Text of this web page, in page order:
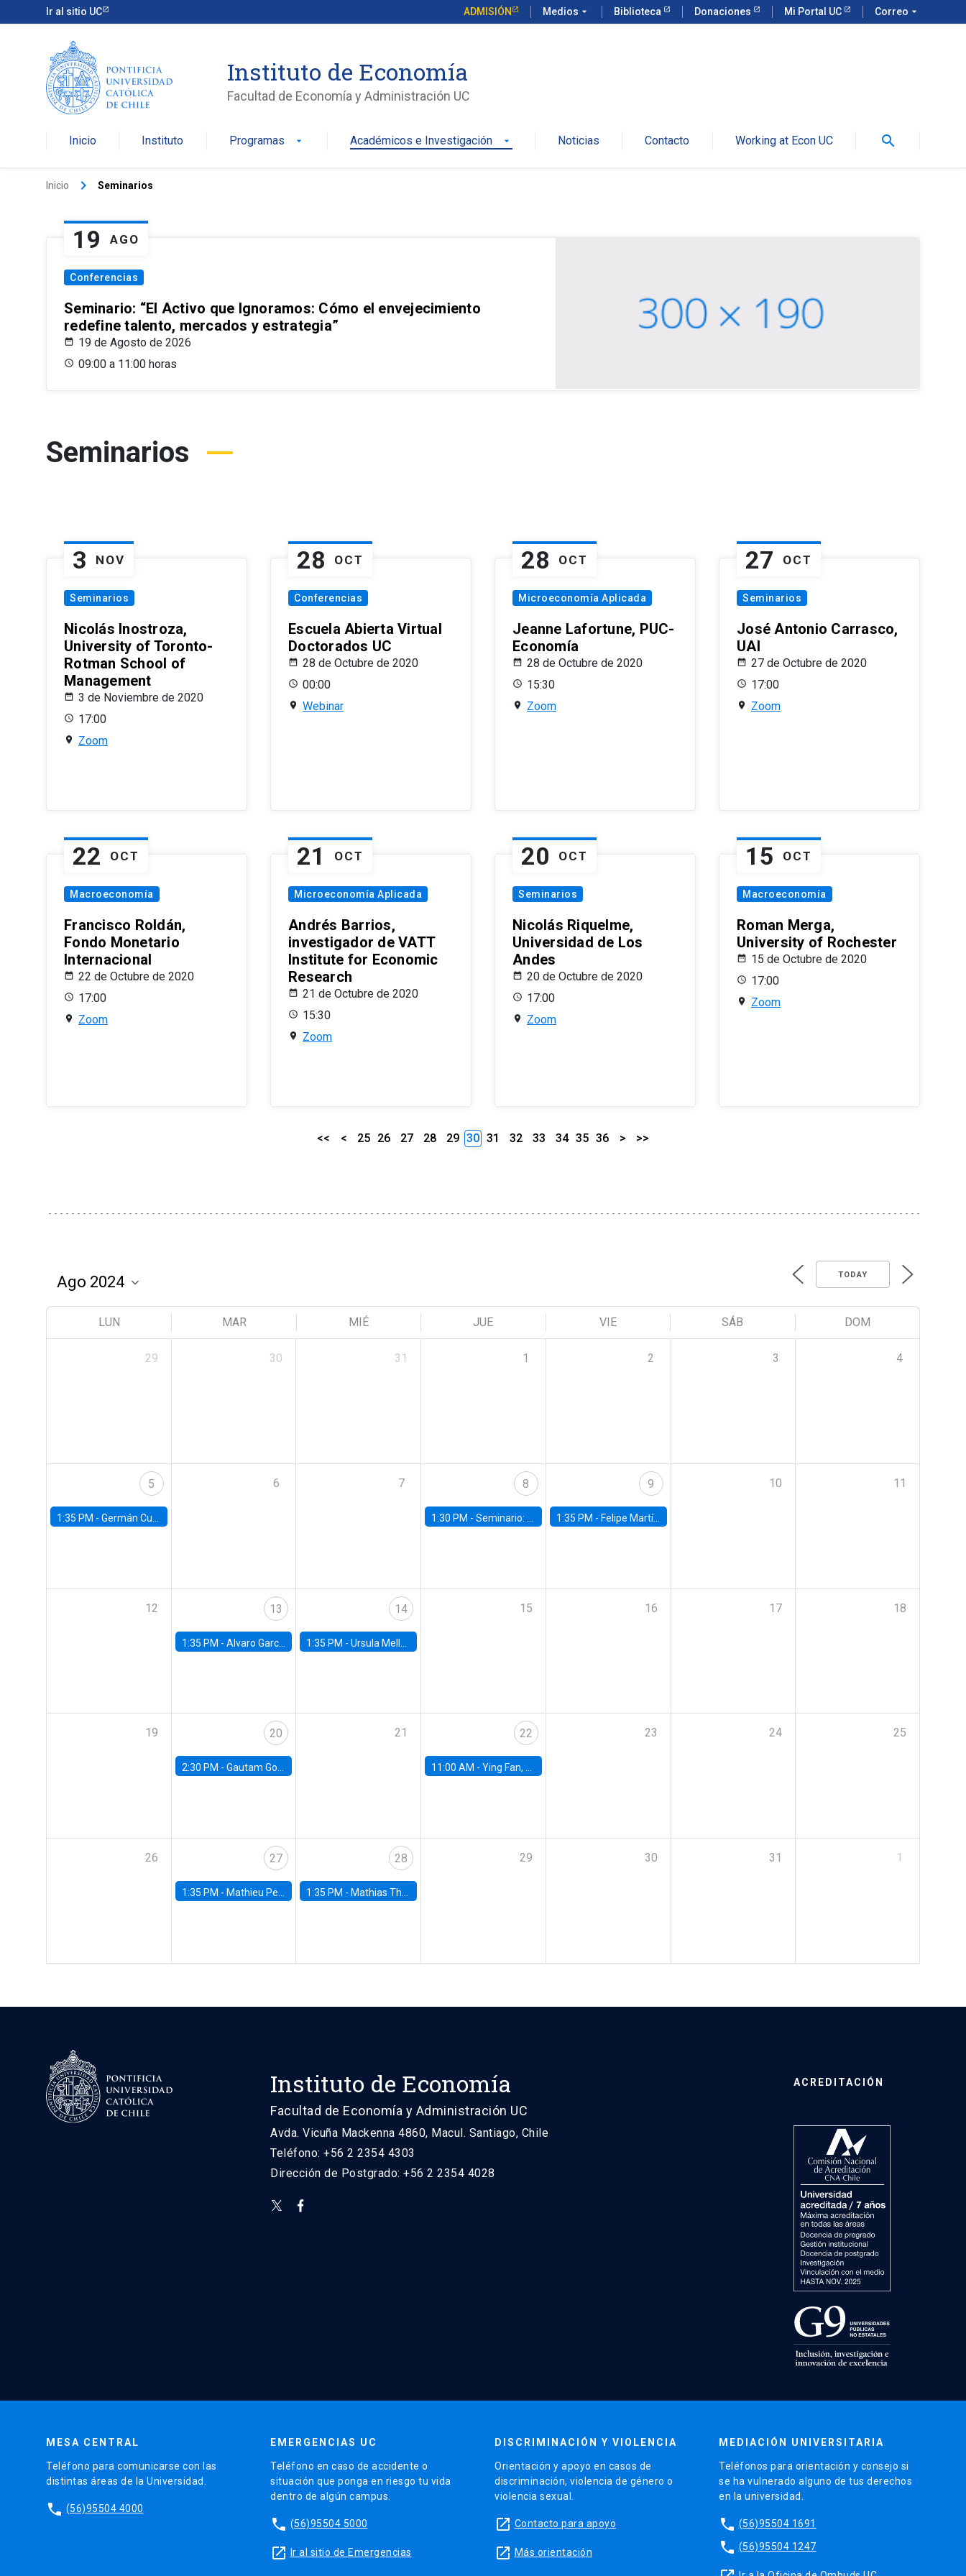
Ir al sitio UC ADMISIÓN Medios arrow_drop_down Biblioteca Donaciones Mi Portal UC Correo arrow_drop_down
Instituto de Economía
Facultad de Economía y Administración UC
Inicio Instituto Programas arrow_drop_down Académicos e Investigación arrow_drop_down Noticias Contacto Working at Econ UC search
Inicio keyboard_arrow_right Seminarios
19 AGO
Conferencias
Seminario: “El Activo que Ignoramos: Cómo el envejecimiento
redefine talento, mercados y estrategia”
19 de Agosto de 2026
09:00 a 11:00 horas
Seminarios
3 NOV
Seminarios
Nicolás Inostroza,
University of Toronto-
Rotman School of
Management
3 de Noviembre de 2020
17:00
Zoom
28 OCT
Conferencias
Escuela Abierta Virtual
Doctorados UC
28 de Octubre de 2020
00:00
Webinar
28 OCT
Microeconomía Aplicada
Jeanne Lafortune, PUC-
Economía
28 de Octubre de 2020
15:30
Zoom
27 OCT
Seminarios
José Antonio Carrasco,
UAI
27 de Octubre de 2020
17:00
Zoom
22 OCT
Macroeconomía
Francisco Roldán,
Fondo Monetario
Internacional
22 de Octubre de 2020
17:00
Zoom
21 OCT
Microeconomía Aplicada
Andrés Barrios,
investigador de VATT
Institute for Economic
Research
21 de Octubre de 2020
15:30
Zoom
20 OCT
Seminarios
Nicolás Riquelme,
Universidad de Los
Andes
20 de Octubre de 2020
17:00
Zoom
15 OCT
Macroeconomía
Roman Merga,
University of Rochester
15 de Octubre de 2020
17:00
Zoom
<< < 25 26 27 28 29 30 31 32 33 34 35 36 > >>
TODAY
LUN MAR MIÉ JUE VIE SÁB DOM
29 30 31 1 2 3 4
5
1:35 PM - Germán Cubas, University of Houston
6 7 8
1:30 PM -Seminario: “Recuperando la humanidad para progresar en la era de la IA»
9
1:35 PM - Felipe Martínez, alumno Doctorado en Economía UC
10 11
12 13
1:35 PM - Alvaro Garcia-Marin, Universidad de Los Andes
14
1:35 PM -Ursula Mello, Insper - Institute of Education and Research
15 16 17 18
19 20
2:30 PM - Gautam Gowrisankaran, Columbia University
21 22
11:00 AM -Ying Fan, University of Michigan
23 24 25
26 27
1:35 PM - Mathieu Pedemonte, IDB
28
1:35 PM - Mathias Thoenig, University of Lausanne
29 30 31 1
Instituto de Economía
Facultad de Economía y Administración UC
Avda. Vicuña Mackenna 4860, Macul. Santiago, Chile
Teléfono: +56 2 2354 4303
Dirección de Postgrado: +56 2 2354 4028
ACREDITACIÓN
MESA CENTRAL
Teléfono para comunicarse con las
distintas áreas de la Universidad.
phone (56)95504 4000
EMERGENCIAS UC
Teléfono en caso de accidente o
situación que ponga en riesgo tu vida
dentro de algún campus.
phone (56)95504 5000
launch Ir al sitio de Emergencias
DISCRIMINACIÓN Y VIOLENCIA
Orientación y apoyo en casos de
discriminación, violencia de género o
violencia sexual.
launch Contacto para apoyo
launch Más orientación
MEDIACIÓN UNIVERSITARIA
Teléfonos para orientación y consejo si
se ha vulnerado alguno de tus derechos
en la universidad.
phone (56)95504 1691
phone (56)95504 1247